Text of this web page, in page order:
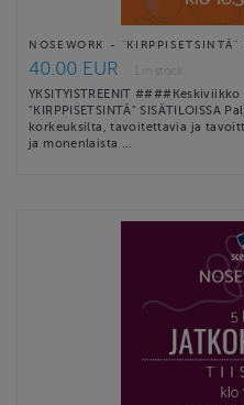
NOSEWORK -
40.00 EUR
1 in stock
YKSITYISTREENIT
"KIRPPISETSINTÄ" SISÄTILOISSA
korkeuksilta, tavoitettavia ja
ja monenlaista …